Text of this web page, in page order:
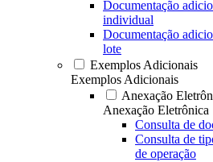
Documentação
individual
Documentação
lote
Exemplos Adicionais
Exemplos Adicionais
Anexação
Anexação Eletrônica
Consulta de
Consulta de
de operação